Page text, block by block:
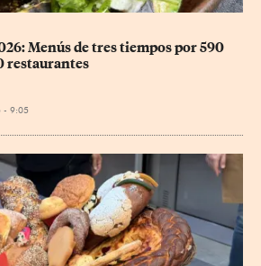
Menús de tres tiempos por 590
restaurantes
- 9:05